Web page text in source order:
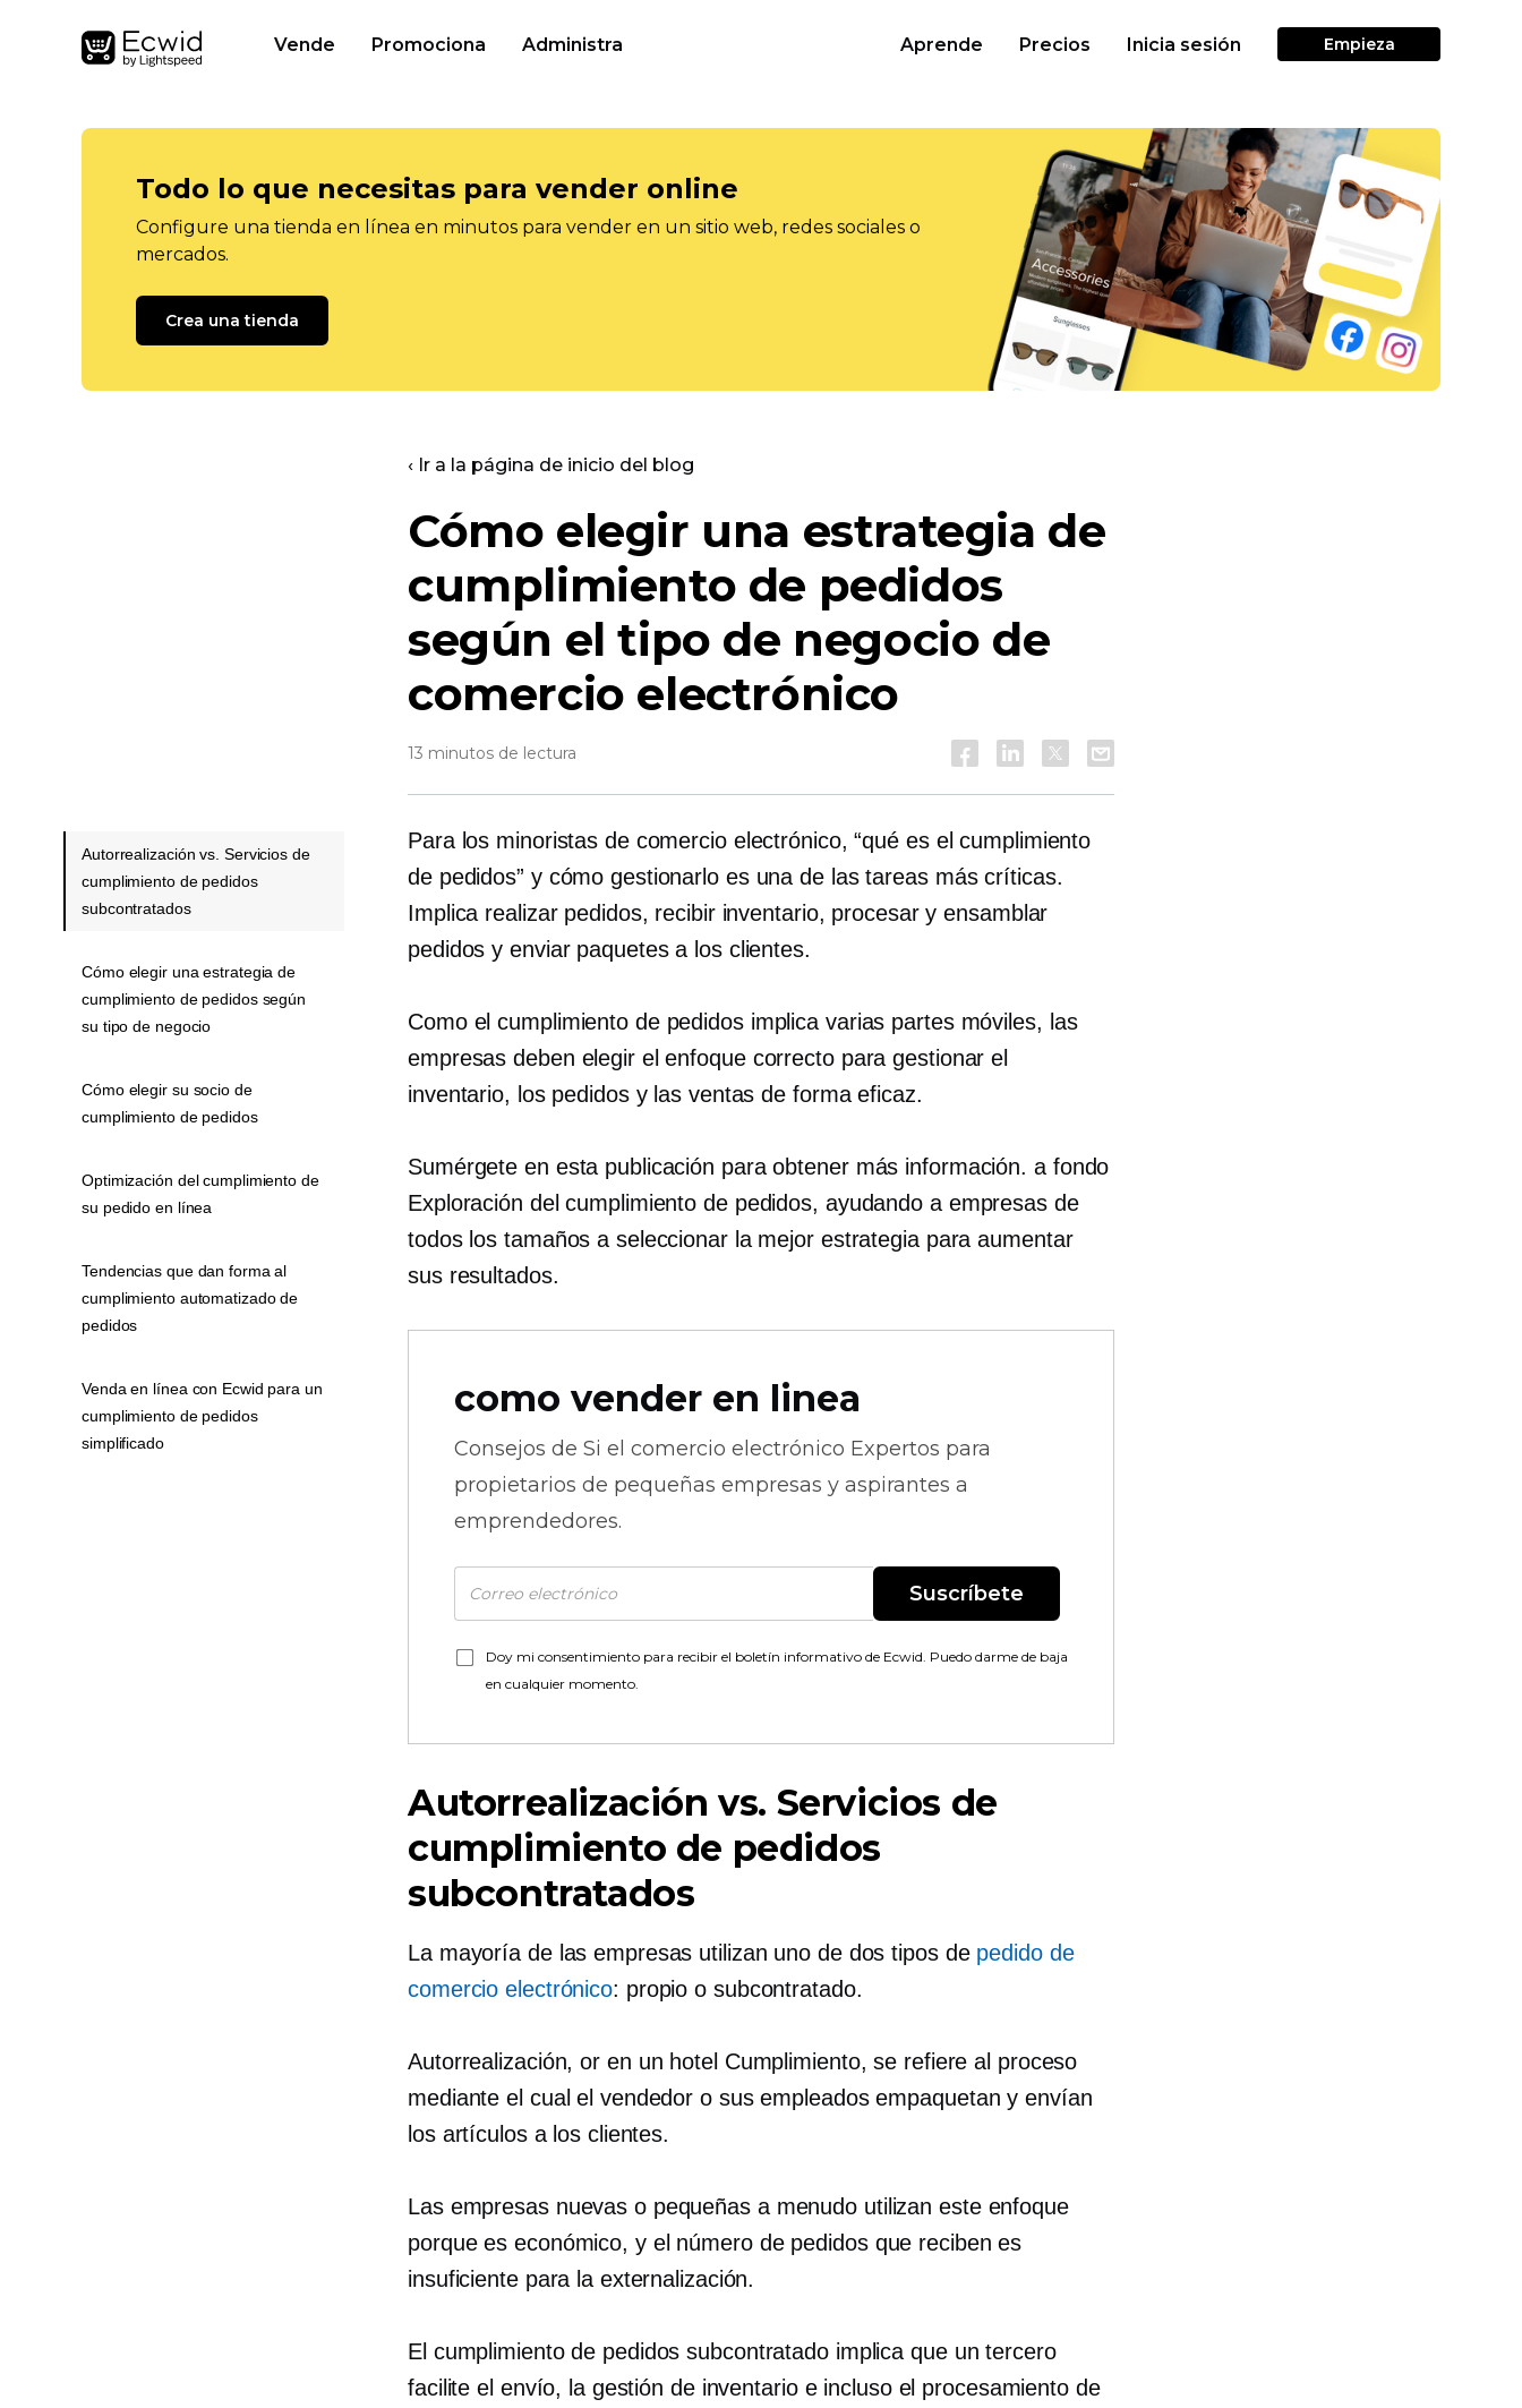
Vende Promociona Administra Aprende Precios Inicia sesión Empieza
Todo lo que necesitas para vender online
Configure una tienda en línea en minutos para vender en un sitio web, redes sociales o
mercados.
Crea una tienda
‹ Ir a la página de inicio del blog
Cómo elegir una estrategia de
cumplimiento de pedidos
según el tipo de negocio de
comercio electrónico
13 minutos de lectura
Para los minoristas de comercio electrónico, “qué es el cumplimiento
de pedidos” y cómo gestionarlo es una de las tareas más críticas.
Implica realizar pedidos, recibir inventario, procesar y ensamblar
pedidos y enviar paquetes a los clientes.
Como el cumplimiento de pedidos implica varias partes móviles, las
empresas deben elegir el enfoque correcto para gestionar el
inventario, los pedidos y las ventas de forma eficaz.
Sumérgete en esta publicación para obtener más información. a fondo
Exploración del cumplimiento de pedidos, ayudando a empresas de
todos los tamaños a seleccionar la mejor estrategia para aumentar
sus resultados.
como vender en linea
Consejos de Si el comercio electrónico Expertos para
propietarios de pequeñas empresas y aspirantes a
emprendedores.
Suscríbete
Doy mi consentimiento para recibir el boletín informativo de Ecwid. Puedo darme de baja
en cualquier momento.
Autorrealización vs. Servicios de
cumplimiento de pedidos
subcontratados
La mayoría de las empresas utilizan uno de dos tipos de pedido de
comercio electrónico: propio o subcontratado.
Autorrealización, or en un hotel Cumplimiento, se refiere al proceso
mediante el cual el vendedor o sus empleados empaquetan y envían
los artículos a los clientes.
Las empresas nuevas o pequeñas a menudo utilizan este enfoque
porque eseconómico, y el número de pedidos que reciben es
insuficiente para la externalización.
El cumplimiento de pedidos subcontratado implica que un tercero
facilite el envío, la gestión de inventario e incluso el procesamiento de
Autorrealización vs. Servicios de
cumplimiento de pedidos
subcontratados
Cómo elegir una estrategia de
cumplimiento de pedidos según
su tipo de negocio
Cómo elegir su socio de
cumplimiento de pedidos
Optimización del cumplimiento de
su pedido en línea
Tendencias que dan forma al
cumplimiento automatizado de
pedidos
Venda en línea con Ecwid para un
cumplimiento de pedidos
simplificado